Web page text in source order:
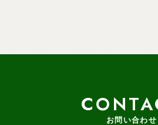
お問い合わせ